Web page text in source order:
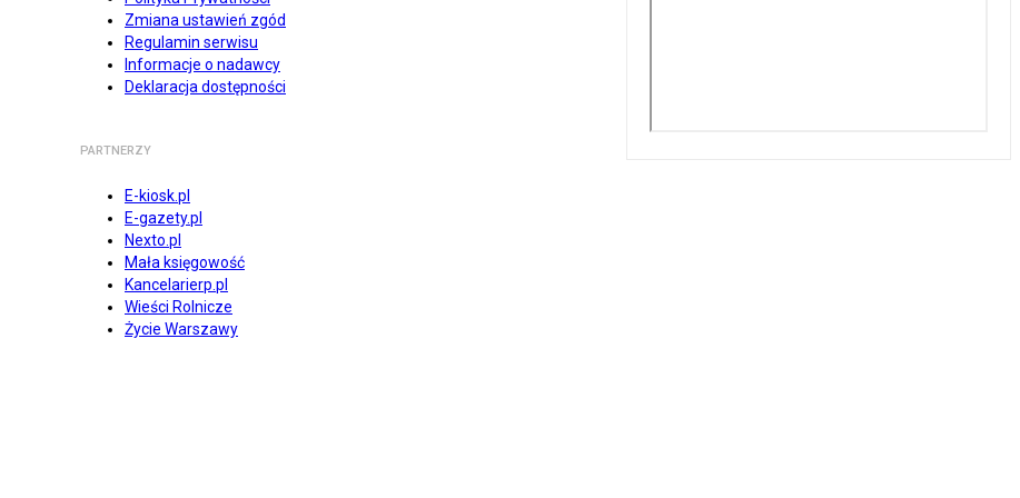
Zmiana ustawień zgód
Regulamin serwisu
Informacje o nadawcy
Deklaracja dostępności
PARTNERZY
E-kiosk.pl
E-gazety.pl
Nexto.pl
Mała księgowość
Kancelarierp.pl
Wieści Rolnicze
Życie Warszawy